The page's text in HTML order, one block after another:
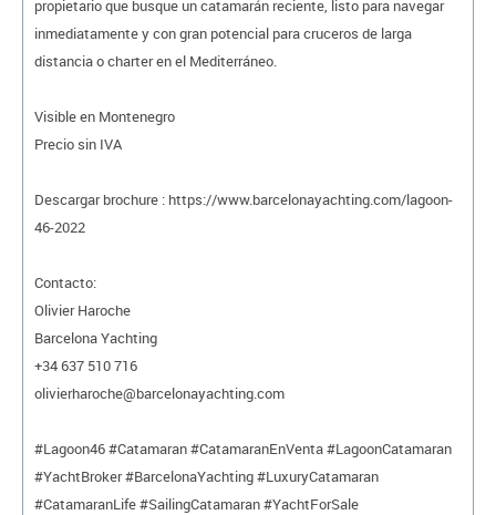
propietario que busque un catamarán reciente, listo para navegar
inmediatamente y con gran potencial para cruceros de larga
distancia o charter en el Mediterráneo.
Visible en Montenegro
Precio sin IVA
Descargar brochure : https://www.barcelonayachting.com/lagoon-
46-2022
Contacto:
Olivier Haroche
Barcelona Yachting
+34 637 510 716
olivierharoche@barcelonayachting.com
#Lagoon46 #Catamaran #CatamaranEnVenta #LagoonCatamaran
#YachtBroker #BarcelonaYachting #LuxuryCatamaran
#CatamaranLife #SailingCatamaran #YachtForSale